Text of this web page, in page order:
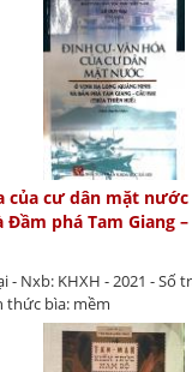
của cư dân mặt nước
Đầm phá Tam Giang
- Nxb: KHXH - 2021 - Số
thức bìa: mềm